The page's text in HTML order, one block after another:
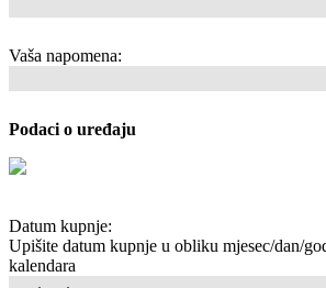
Vaša napomena:
Podaci o uređaju
Datum kupnje:
Upišite datum kupnje u obliku mjesec/dan/
kalendara